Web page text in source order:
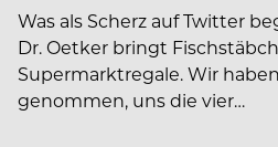
Was als Scherz auf Twitter
Dr. Oetker bringt
Supermarktregale. Wir
genommen, uns die vier…